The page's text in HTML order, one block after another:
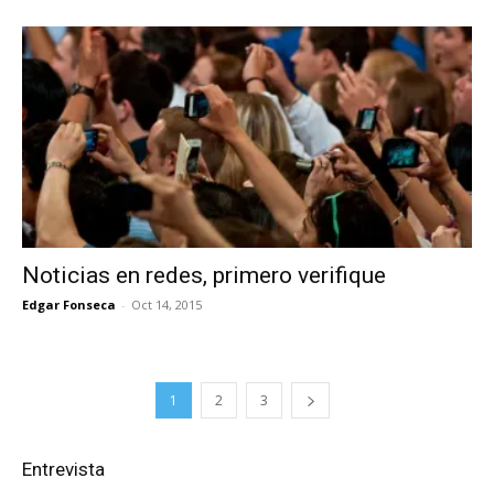
Noticias en redes, primero verifique
Edgar Fonseca - Oct 14, 2015
1 2 3
Entrevista